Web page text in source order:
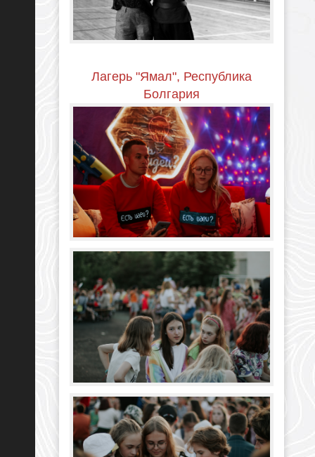
Лагерь "Ямал", Республика
Болгария